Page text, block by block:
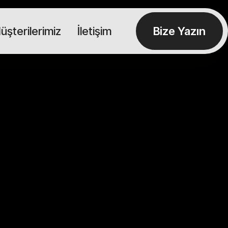
İletişim Bize Yazın